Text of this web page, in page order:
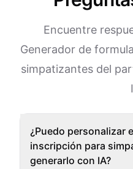
Encuentre
Generador de
simpatizantes del
¿Puedo personalizar
inscripción para
generarlo con IA?